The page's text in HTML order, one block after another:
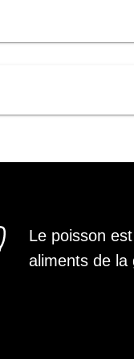
Le poisson
aliments de